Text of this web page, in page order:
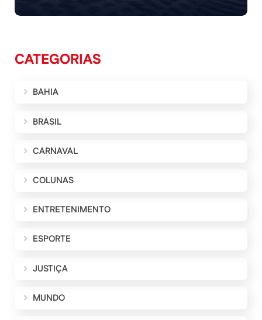
CATEGORIAS
BAHIA
BRASIL
CARNAVAL
COLUNAS
ENTRETENIMENTO
ESPORTE
JUSTIÇA
MUNDO